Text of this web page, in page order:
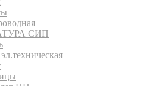
СИП